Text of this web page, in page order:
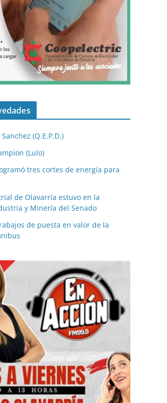
(Q.E.P.D.)
(Lulo)
tres cortes de energía para
de Olavarría estuvo en la
y Minería del Senado
de puesta en valor de la